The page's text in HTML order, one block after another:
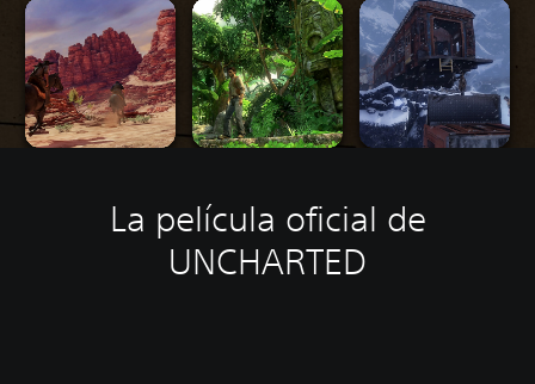
La película oficial de
UNCHARTED